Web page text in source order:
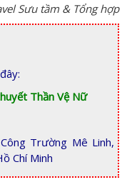
Sưu tầm & Tổng hợp
Thần Vệ Nữ
Trường Mê Linh,
Chí Minh